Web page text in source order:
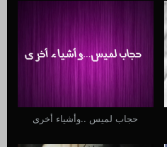
حجاب لميس ..وأشياء أخرى